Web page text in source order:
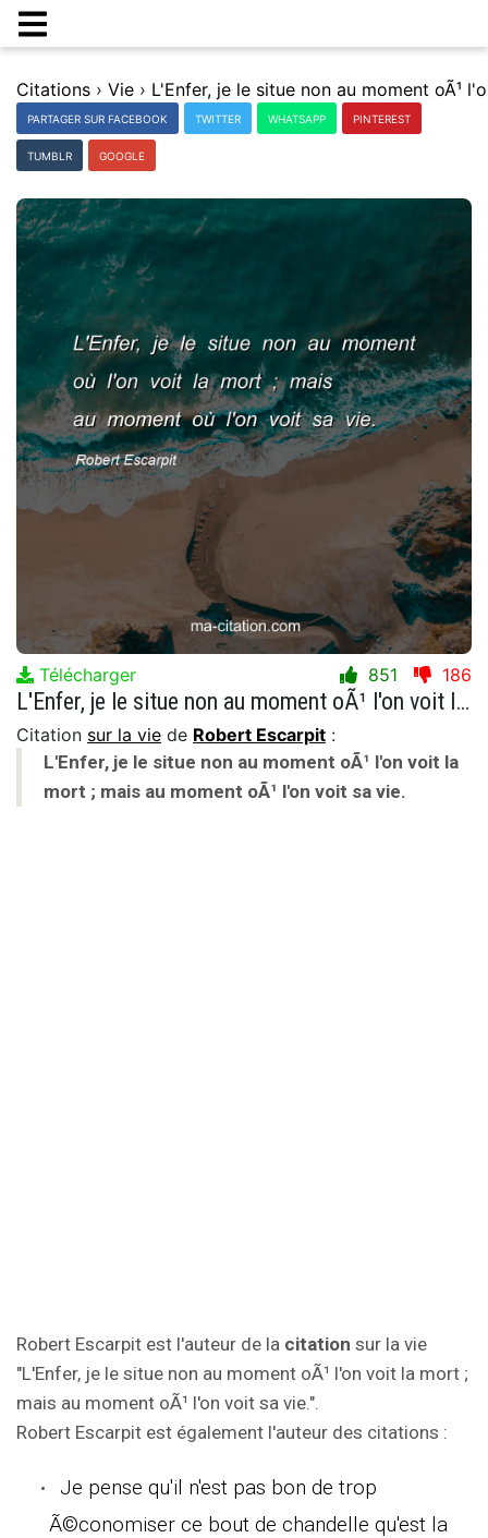
Citations › Vie ›
PARTAGER SUR FACEBOOK TWITTER WHATSAPP PINTEREST
TUMBLR GOOGLE
Télécharger 851 186
L'Enfer, je le situe non au moment oÃ¹ l'on voit la mort ; mais au moment oÃ¹ l'on voit sa vie.
Citation sur la vie de Robert Escarpit :
L'Enfer, je le situe non au moment oÃ¹ l'on voit la
mort ; mais au moment oÃ¹ l'on voit sa vie.
Robert Escarpit est l'auteur de la citation sur la vie
"L'Enfer, je le situe non au moment oÃ¹ l'on voit la mort ;
mais au moment oÃ¹ l'on voit sa vie.".
Robert Escarpit est également l'auteur des citations :
Je pense qu'il n'est pas bon de trop
Ã©conomiser ce bout de chandelle qu'est la